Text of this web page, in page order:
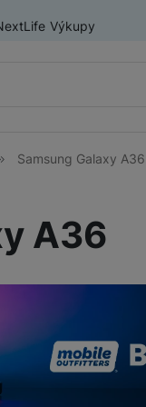
Výkupy
Samsung Galaxy A36
A36